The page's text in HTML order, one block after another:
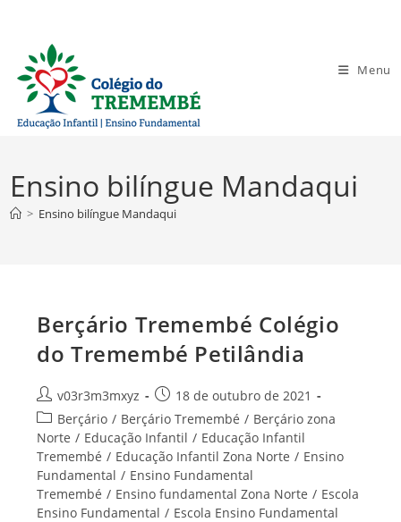
conteúdo
Menu
Ensino bilíngue Mandaqui
> Ensino bilíngue Mandaqui
Berçário Tremembé Colégio
do Tremembé Petilândia
Autor
do
post:
v03r3m3mxyz
Post
publicado:
18 de outubro de 2021
Categoria
do
post:
Berçário / Berçário Tremembé / Berçário zona
Norte / Educação Infantil / Educação Infantil
Tremembé / Educação Infantil Zona Norte / Ensino
Fundamental / Ensino Fundamental
Tremembé / Ensino fundamental Zona Norte / Escola
Ensino Fundamental / Escola Ensino Fundamental